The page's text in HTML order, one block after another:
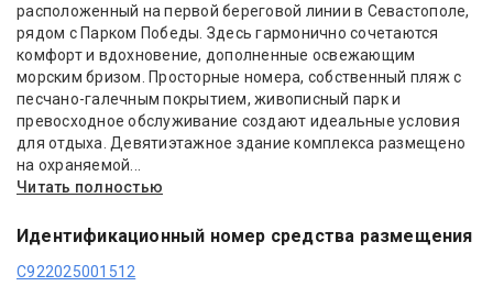
расположенный на первой береговой линии в Севастополе,
рядом с Парком Победы. Здесь гармонично сочетаются
комфорт и вдохновение, дополненные освежающим
морским бризом. Просторные номера, собственный пляж с
песчано-галечным покрытием, живописный парк и
превосходное обслуживание создают идеальные условия
для отдыха. Девятиэтажное здание комплекса размещено
на охраняемой...
Читать полностью
Идентификационный номер средства размещения
С922025001512